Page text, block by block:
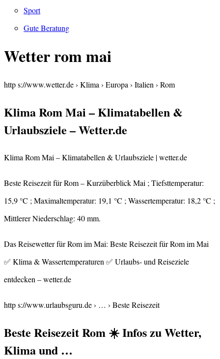
Sport
Gute Beratung
Wetter rom mai
http s://www.wetter.de › Klima › Europa › Italien › Rom
Klima Rom Mai – Klimatabellen &
Urlaubsziele – Wetter.de
Klima Rom Mai – Klimatabellen & Urlaubsziele | wetter.de
Beste Reisezeit für Rom – Kurzüberblick Mai ; Tiefsttemperatur:
15,9 °C ; Maximaltemperatur: 19,1 °C ; Wassertemperatur: 18,2 °C ;
Mittlerer Niederschlag: 40 mm.
Das Reisewetter für Rom im Mai: Beste Reisezeit für Rom im Mai
✅ Klima & Wassertemperaturen ✅ Urlaubs- und Reiseziele
entdecken – wetter.de
http s://www.urlaubsguru.de › … › Beste Reisezeit
Beste Reisezeit Rom ☀️ Infos zu Wetter,
Klima und …